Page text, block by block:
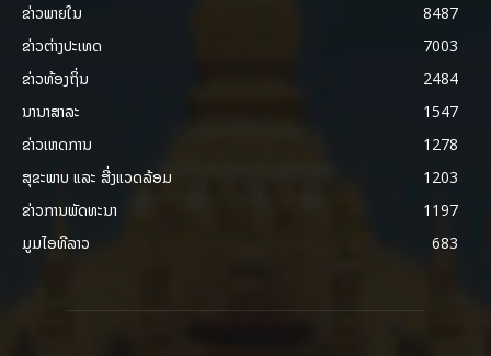
ຂ່າວພາຍ​ໃນ
8487
ຂ່າວຕ່າງປະເທດ
7003
ຂ່າວທ້ອງຖິ່ນ
2484
ນານາສາລະ
1547
ຂ່າວເຫດການ
1278
ສຸຂະພາບ ແລະ ສີ່ງແວດລ້ອມ
1203
ຂ່າວການພັດທະນາ
1197
ມູມໄອທີລາວ
683